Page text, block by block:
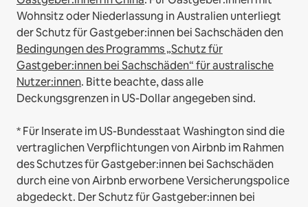
Wohnsitz oder Niederlassung in Australien unterliegt
der Schutz für Gastgeber:innen bei Sachschäden den
Bedingungen des Programms „Schutz für
Gastgeber:innen bei Sachschäden“ für australische
Nutzer:innen. Bitte beachte, dass alle
Deckungsgrenzen in US-Dollar angegeben sind.
* Für Inserate im US-Bundesstaat Washington sind die
vertraglichen Verpflichtungen von Airbnb im Rahmen
des Schutzes für Gastgeber:innen bei Sachschäden
durch eine von Airbnb erworbene Versicherungspolice
abgedeckt. Der Schutz für Gastgeber:innen bei